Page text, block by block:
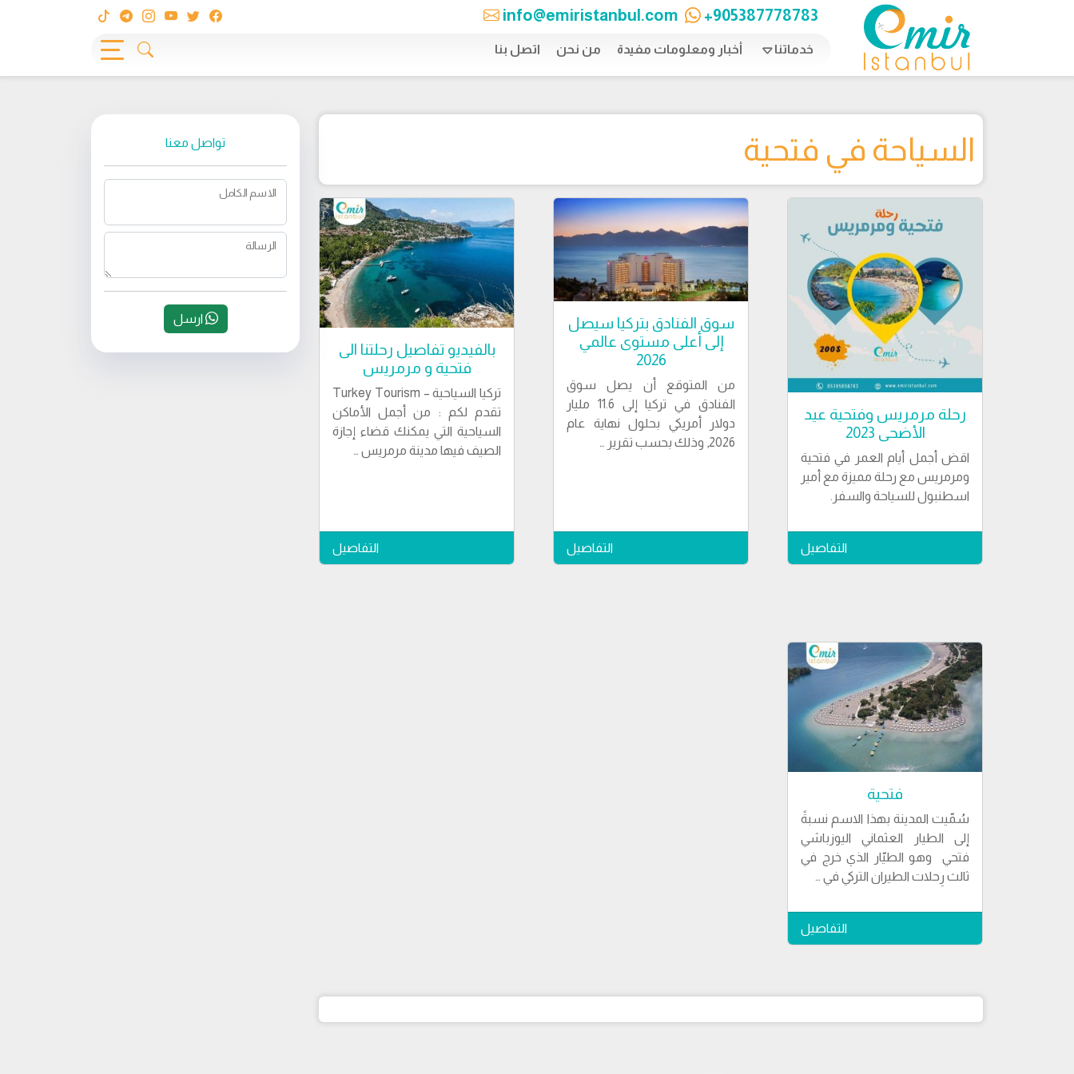
info@emiristanbul.com +905387778783
خدماتنا أخبار ومعلومات مفيدة من نحن اتصل بنا
السياحة في فتحية
رحلة مرمريس وفتحية عيد
الأضحى 2023
اقض أجمل أيام العمر في فتحية
ومرمريس مع رحلة مميزة مع أمير
اسطنبول للسياحة والسفر.
التفاصيل
سوق الفنادق بتركيا سيصل
إلى أعلى مستوى عالمي
2026
من المتوقع أن يصل سوق
الفنادق في تركيا إلى 11.6 مليار
دولار أمريكي بحلول نهاية عام
2026, وذلك بحسب تقرير …
التفاصيل
بالفيديو تفاصيل رحلتنا الى
فتحية و مرمريس
تقدم لكم : من أجمل الأماكن
السياحية التي يمكنك قضاء إجازة
الصيف فيها مدينة مرمريس …
التفاصيل
فتحية
سُمّيت المدينة بهذا الاسم نسبةً
إلى الطيار العثماني اليوزباشي
فتحي وهو الطيّار الذي خرج في
ثالث رِحلات الطيران التركي في …
التفاصيل
تواصل معنا
الاسم الكامل
الرسالة
ارسل